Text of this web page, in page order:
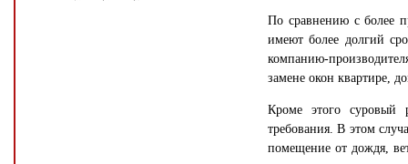
По сравнению с более
имеют более долгий
компанию-
замене окон квартире,
Кроме этого суровый
требования. В этом
помещение от дождя,